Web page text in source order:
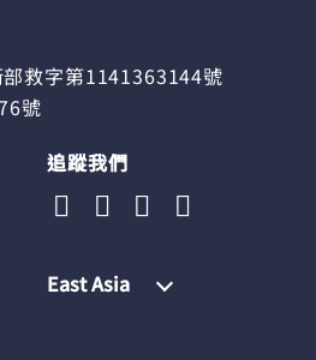
救字第1141363144號
號
追蹤我們
East Asia